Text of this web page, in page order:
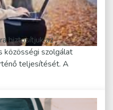
biztosítjuk az
szolgálat
teljesítését. A